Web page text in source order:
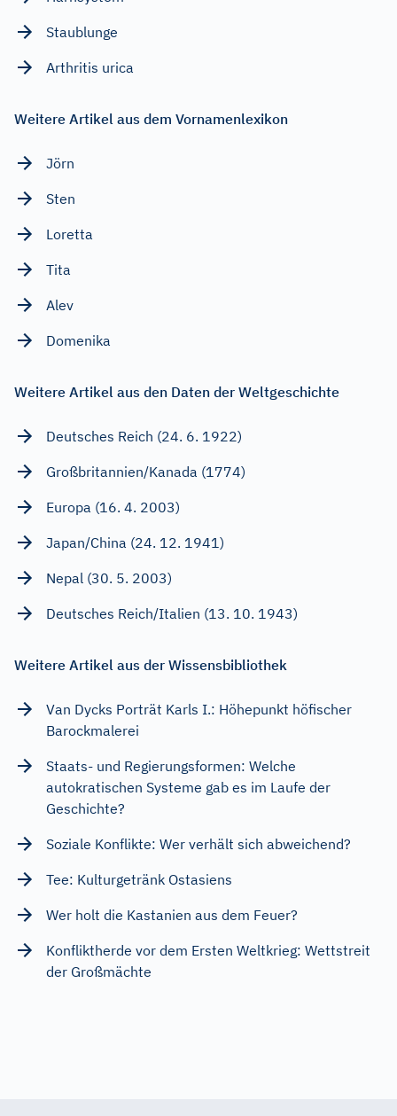
Staublunge
Arthritis urica
Weitere Artikel aus dem Vornamenlexikon
Jörn
Sten
Loretta
Tita
Alev
Domenika
Weitere Artikel aus den Daten der Weltgeschichte
Deutsches Reich (24. 6. 1922)
Großbritannien/Kanada (1774)
Europa (16. 4. 2003)
Japan/China (24. 12. 1941)
Nepal (30. 5. 2003)
Deutsches Reich/Italien (13. 10. 1943)
Weitere Artikel aus der Wissensbibliothek
Van Dycks Porträt Karls I.: Höhepunkt höfischer
Barockmalerei
Staats- und Regierungsformen: Welche
autokratischen Systeme gab es im Laufe der
Geschichte?
Soziale Konflikte: Wer verhält sich abweichend?
Tee: Kulturgetränk Ostasiens
Wer holt die Kastanien aus dem Feuer?
Konfliktherde vor dem Ersten Weltkrieg: Wettstreit
der Großmächte